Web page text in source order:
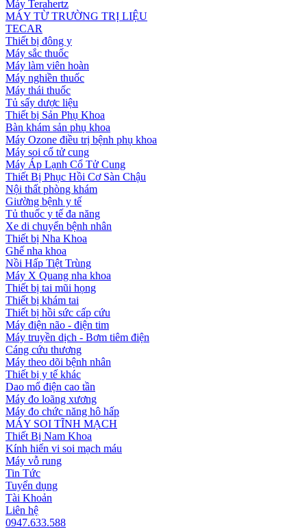
Máy Terahertz
MÁY TỪ TRƯỜNG TRỊ LIỆU
TECAR
Thiết bị đông y
Máy sắc thuốc
Máy làm viên hoàn
Máy nghiền thuốc
Máy thái thuốc
Tủ sấy dược liệu
Thiết bị Sản Phụ Khoa
Bàn khám sản phụ khoa
Máy Ozone điều trị bệnh phụ khoa
Máy soi cổ tử cung
Máy Áp Lạnh Cổ Tử Cung
Thiết Bị Phục Hồi Cơ Sàn Chậu
Nội thất phòng khám
Giường bệnh y tế
Tủ thuốc y tế đa năng
Xe di chuyển bệnh nhân
Thiết bị Nha Khoa
Ghế nha khoa
Nồi Hấp Tiệt Trùng
Máy X Quang nha khoa
Thiết bị tai mũi họng
Thiết bị khám tai
Thiết bị hồi sức cấp cứu
Máy điện não - điện tim
Máy truyền dịch - Bơm tiêm điện
Cáng cứu thương
Máy theo dõi bệnh nhân
Thiết bị y tế khác
Dao mổ điện cao tần
Máy đo loãng xương
Máy đo chức năng hô hấp
MÁY SOI TĨNH MẠCH
Thiết Bị Nam Khoa
Kính hiển vi soi mạch máu
Máy vỗ rung
Tin Tức
Tuyển dụng
Tài Khoản
Liên hệ
0947.633.588